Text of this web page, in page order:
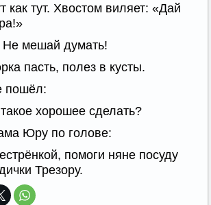
как тут. Хвостом виляет: «Дай
мешай думать!
пасть, полез в кусты.
пошёл:
хорошее сделать?
Юру по голове:
помоги няне посуду
Трезору.